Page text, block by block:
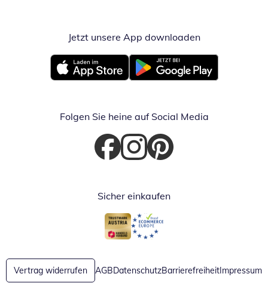
Jetzt unsere App downloadenÖffnet in
Öffnet in neuem FensterÖffnet in neuem Fenster
Folgen Sie heine auf Social Media
Öffnet in neuem Fenster
Öffnet in neuem Fenster
Öffnet in neuem Fenster
Sicher einkaufen
Öffnet in neuem Fenster
Öffnet in neuem Fenster
Vertrag widerrufen AGBDatenschutzBarrierefreiheitImpressum